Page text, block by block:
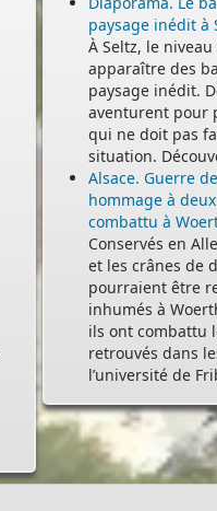
paysage inédit à
À Seltz, le
apparaître des
paysage inédit.
aventurent pour
qui ne doit pas
situation.
Alsace. Guerre
hommage à
combattu à
Conservés en
et les crânes de
pourraient être
inhumés à
ils ont combattu
retrouvés dans
l’université de